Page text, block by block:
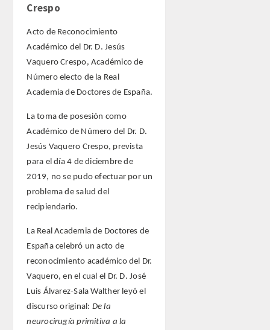
ACTIVIDADES
ACTIVIDADES REALIZADAS
PREMIOS 2026
PUBLICACIONES
ANALES de la RADE
MONOGRAFÍAS RADE
Crespo
Acto de Reconocimiento
Académico del Dr. D. Jesús
Vaquero Crespo, Académico de
Número electo de la Real
Academia de Doctores de España.
La toma de posesión como
Académico de Número del Dr. D.
Jesús Vaquero Crespo, prevista
para el día 4 de diciembre de
2019, no se pudo efectuar por un
problema de salud del
recipiendario.
La Real Academia de Doctores de
España celebró un acto de
reconocimiento académico del Dr.
Vaquero, en el cual el Dr. D. José
Luis Álvarez-Sala Walther leyó el
discurso original: De la
neurocirugía primitiva a la